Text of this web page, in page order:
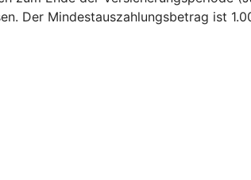
Der Mindestauszahlungsbetrag ist